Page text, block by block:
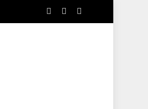
Facebook
X
Instagram